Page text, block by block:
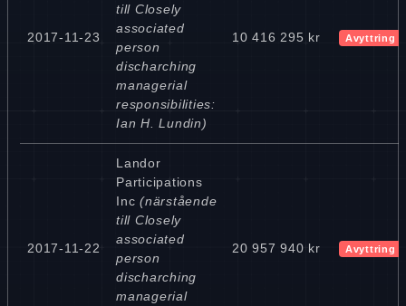
2017-11-23
till Closely
associated
person
discharching
managerial
responsibilities:
Ian H. Lundin)
10 416 295 kr Avyttring
2017-11-22
Landor
Participations
Inc (närstående
till Closely
associated
person
discharching
managerial
20 957 940 kr Avyttring